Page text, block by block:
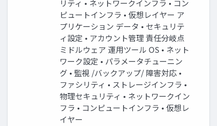
リティ • ネットワークインフラ • コン
ピュートインフラ • 仮想レイヤー ア
プリケーション データ • セキュリテ
ィ設定 • アカウント管理 責任分岐点
ミドルウェア 運用ツール OS • ネット
ワーク設定 • パラメータチューニン
グ • 監視 /バックアップ/ 障害対応 •
ファシリティ • ストレージインフラ •
物理セキュリティ • ネットワークイン
フラ • コンピュートインフラ • 仮想レ
イヤー